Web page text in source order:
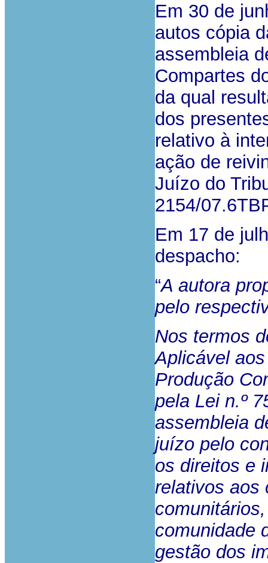
Em 30 de
autos cópia
assembleia
Compartes
da qual
dos
relativo à
ação de
Juízo do
2154/
Em 17 de
despacho:
“A autora
pelo
Nos termos
Aplicável
Produção
pela Lei n.º
assembleia
juízo pelo
os direitos e
relativos aos
comunidade
gestão dos